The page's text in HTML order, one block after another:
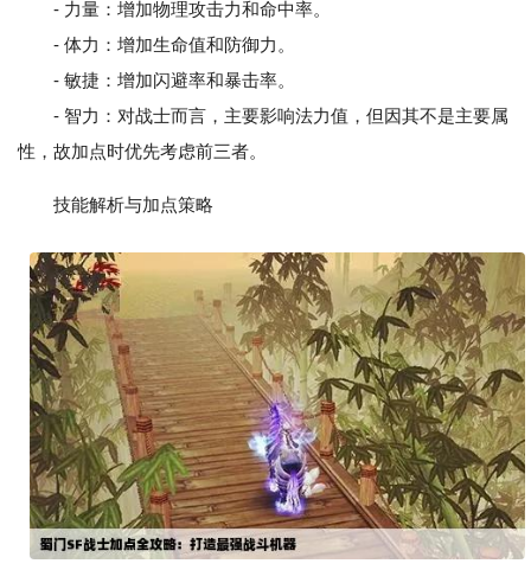
- 力量：增加物理攻击力和命中率。
- 体力：增加生命值和防御力。
- 敏捷：增加闪避率和暴击率。
- 智力：对战士而言，主要影响法力值，但因其不是主要属
性，故加点时优先考虑前三者。
技能解析与加点策略